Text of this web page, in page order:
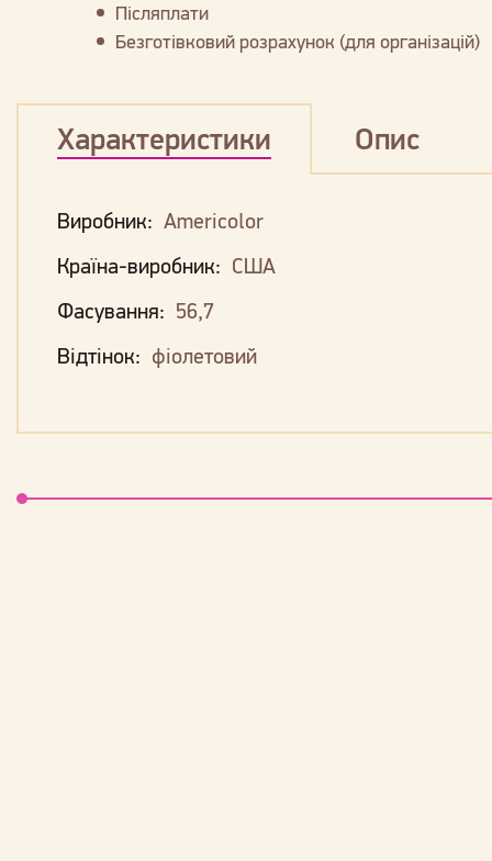
Післяплати
Безготівковий розрахунок (для організацій)
Характеристики Опис
Виробник: Americolor
Країна-виробник: США
Фасування: 56,7
Відтінок: фіолетовий